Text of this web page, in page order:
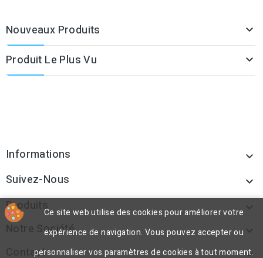
Nouveaux Produits 
Produit Le Plus Vu 
Informations 
Suivez-Nous 
Produits 
Notre Société 
Contact 
Ce site web utilise des cookies pour améliorer votre
expérience de navigation. Vous pouvez accepter ou
personnaliser vos paramètres de cookies à tout moment.